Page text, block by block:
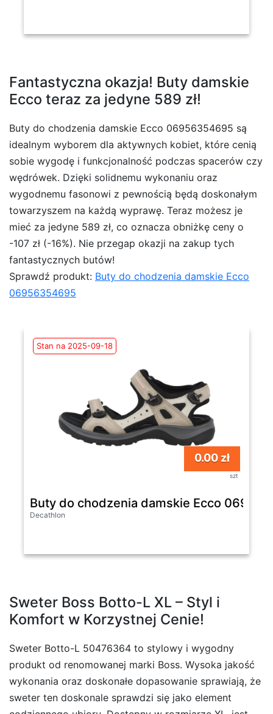
Fantastyczna okazja! Buty damskie
Ecco teraz za jedyne 589 zł!
Buty do chodzenia damskie Ecco 06956354695 są
idealnym wyborem dla aktywnych kobiet, które cenią
sobie wygodę i funkcjonalność podczas spacerów czy
wędrówek. Dzięki solidnemu wykonaniu oraz
wygodnemu fasonowi z pewnością będą doskonałym
towarzyszem na każdą wyprawę. Teraz możesz je
mieć za jedyne 589 zł, co oznacza obniżkę ceny o
-107 zł (-16%). Nie przegap okazji na zakup tych
fantastycznych butów!
Sprawdź produkt: Buty do chodzenia damskie Ecco
06956354695
Stan na 2025-09-18
0.00 zł
szt
Buty do chodzenia damskie Ecco
Decathlon
Sweter Boss Botto-L XL – Styl i
Komfort w Korzystnej Cenie!
Sweter Botto-L 50476364 to stylowy i wygodny
produkt od renomowanej marki Boss. Wysoka jakość
wykonania oraz doskonałe dopasowanie sprawiają, że
sweter ten doskonale sprawdzi się jako element